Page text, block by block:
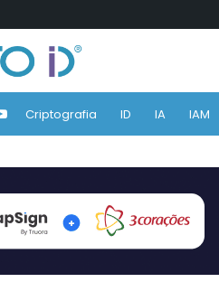
YouTubeCriptografia ID IA IAM